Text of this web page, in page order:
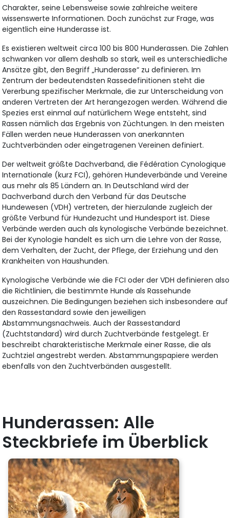
Charakter, seine Lebensweise sowie zahlreiche weitere
wissenswerte Informationen. Doch zunächst zur Frage, was
eigentlich eine Hunderasse ist.
Es existieren weltweit circa 100 bis 800 Hunderassen. Die Zahlen
schwanken vor allem deshalb so stark, weil es unterschiedliche
Ansätze gibt, den Begriff „Hunderasse“ zu definieren. Im
Zentrum der bedeutendsten Rassedefinitionen steht die
Vererbung spezifischer Merkmale, die zur Unterscheidung von
anderen Vertreten der Art herangezogen werden. Während die
Spezies erst einmal auf natürlichem Wege entsteht, sind
Rassen nämlich das Ergebnis von Züchtungen. In den meisten
Fällen werden neue Hunderassen von anerkannten
Zuchtverbänden oder eingetragenen Vereinen definiert.
Der weltweit größte Dachverband, die Fédération Cynologique
Internationale (kurz FCI), gehören Hundeverbände und Vereine
aus mehr als 85 Ländern an. In Deutschland wird der
Dachverband durch den Verband für das Deutsche
Hundewesen (VDH) vertreten, der hierzulande zugleich der
größte Verbund für Hundezucht und Hundesport ist. Diese
Verbände werden auch als kynologische Verbände bezeichnet.
Bei der Kynologie handelt es sich um die Lehre von der Rasse,
dem Verhalten, der Zucht, der Pflege, der Erziehung und den
Krankheiten von Haushunden.
Kynologische Verbände wie die FCI oder der VDH definieren also
die Richtlinien, die bestimmte Hunde als Rassehunde
auszeichnen. Die Bedingungen beziehen sich insbesondere auf
den Rassestandard sowie den jeweiligen
Abstammungsnachweis. Auch der Rassestandard
(Zuchtstandard) wird durch Zuchtverbände festgelegt. Er
beschreibt charakteristische Merkmale einer Rasse, die als
Zuchtziel angestrebt werden. Abstammungspapiere werden
ebenfalls von den Zuchtverbänden ausgestellt.
Hunderassen: Alle
Steckbriefe im Überblick